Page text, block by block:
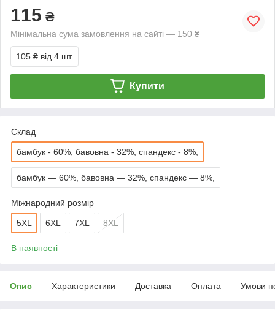
115 ₴
Мінімальна сума замовлення на сайті — 150 ₴
105 ₴ від 4 шт.
Купити
Склад
бамбук - 60%, бавовна - 32%, спандекс - 8%,
бамбук — 60%, бавовна — 32%, спандекс — 8%,
Міжнародний розмір
5XL 6XL 7XL 8XL
В наявності
Опис Характеристики Доставка Оплата Умови